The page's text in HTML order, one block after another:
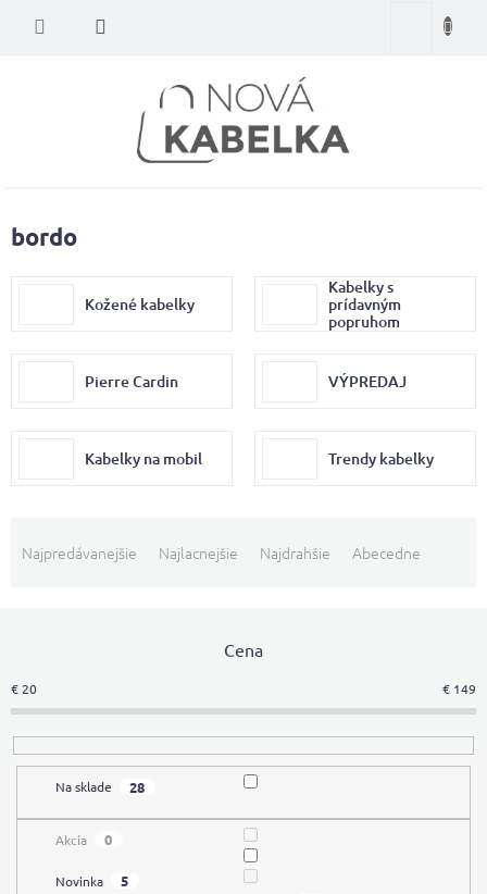
Nákupný
bordo
Kožené kabelky
Kabelky s
prídavným
popruhom
Pierre Cardin VÝPREDAJ
Kabelky na mobil Trendy kabelky
p
r
o
d
k
Najpredávanejšie Najlacnejšie Najdrahšie Abecedne
Cena
€ 20 € 149
Na sklade 28
Akcia 0
Novinka 5